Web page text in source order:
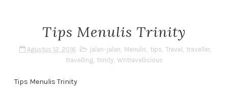
Tips Menulis Trinity
Agustus 12, 2016 jalan-jalan, Menulis, tips, Travel , traveller,
travelling, trinity, Writravellicious
Tips Menulis Trinity